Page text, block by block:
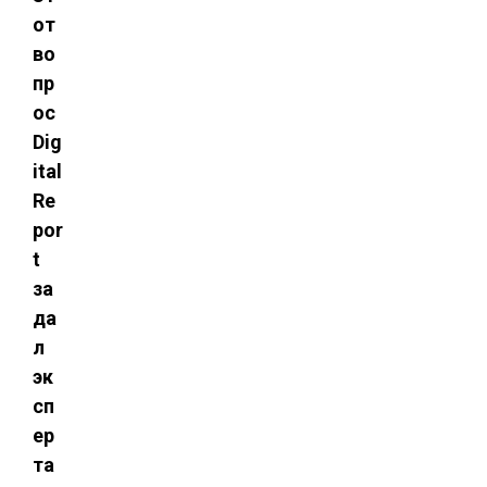
от
во
пр
ос
Dig
ital
Re
por
t
за
да
л
эк
сп
ер
та